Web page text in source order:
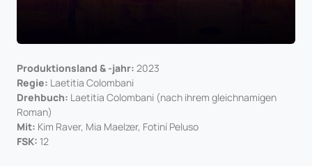
Produktionsland & -jahr: 2023
Regie: Laetitia Colombani
Drehbuch: Laetitia Colombani (nach ihrem gleichnamigen
Roman)
Mit: Kim Raver, Mia Maelzer, Fotiní Peluso
FSK: 12